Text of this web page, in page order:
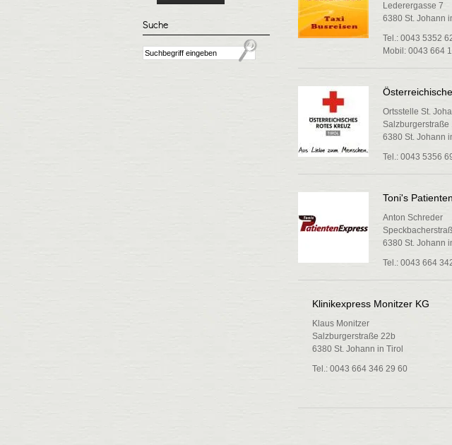
Suche
Lederergasse 7
6380 St. Johann
Tel.: 0043 5352
Mobil: 0043 664
Ortsstelle St.
Salzburgerstraße
6380 St. Johann
Tel.: 0043 5356
Toni's
Anton Schreder
6380 St. Johann
Tel.: 0043 664
Klinikexpress Monitzer KG
Klaus Monitzer
Salzburgerstraße 22b
6380 St. Johann in Tirol
Tel.: 0043 664 346 29 60